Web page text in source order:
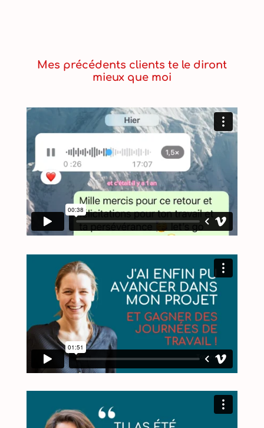
Mes précédents clients te le diront
mieux que moi